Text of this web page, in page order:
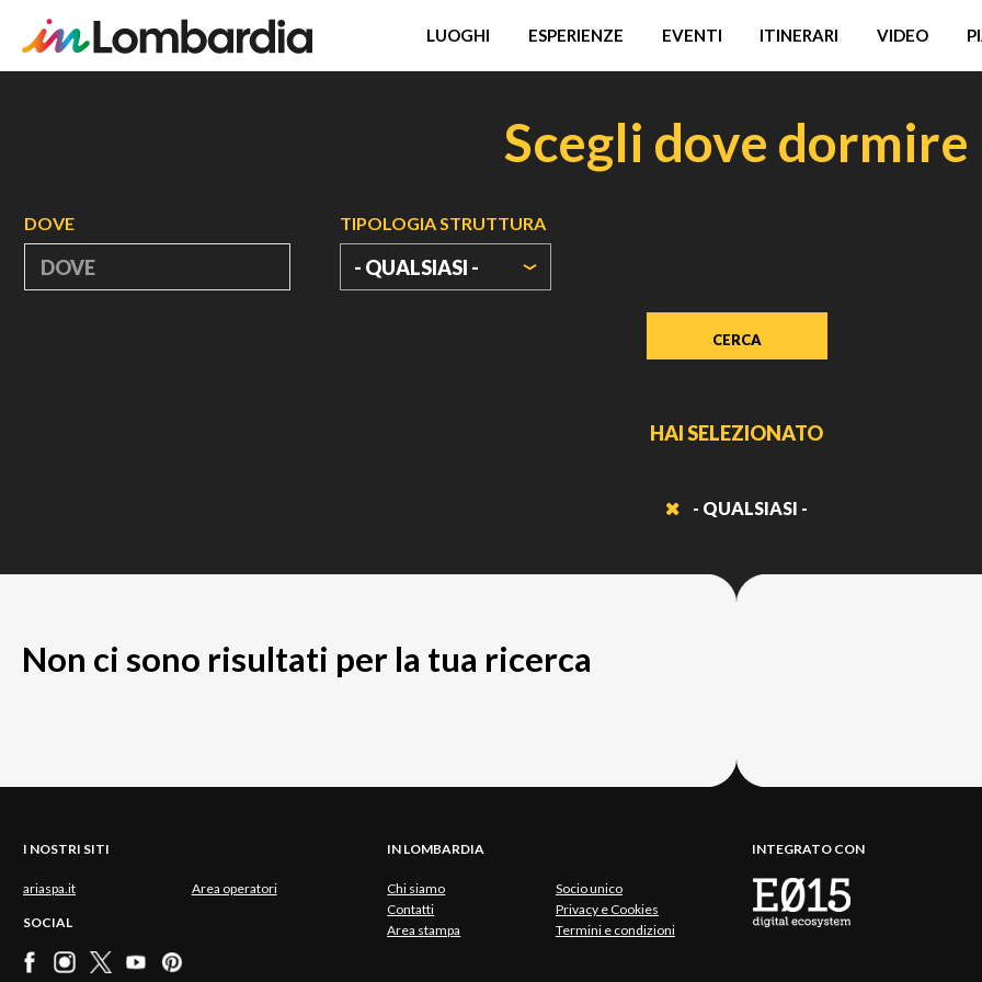
LUOGHI ESPERIENZE EVENTI ITINERARI VIDEO
Scegli dove dormire
DOVE TIPOLOGIA STRUTTURA
- QUALSIASI -
HAI SELEZIONATO
- QUALSIASI -
Non ci sono risultati per la tua ricerca
I NOSTRI SITI
ariaspa.it Area operatori
SOCIAL
IN LOMBARDIA
Chi siamo
Socio unico
Contatti
Privacy e Cookies
Area stampa
Termini e condizioni
INTEGRATO CON